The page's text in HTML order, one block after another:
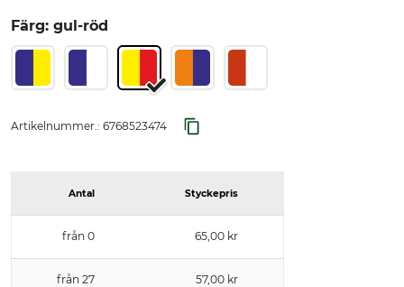
Färg: gul-röd
Artikelnummer.: 6768523474
Antal Styckepris
från 0 65,00 kr
från 27 57,00 kr